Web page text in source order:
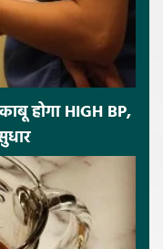
होगा HIGH BP,